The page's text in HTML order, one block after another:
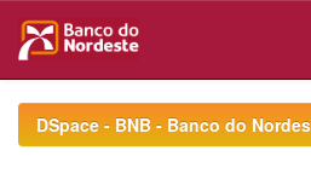
navigationDSpace - BNB - Banco do